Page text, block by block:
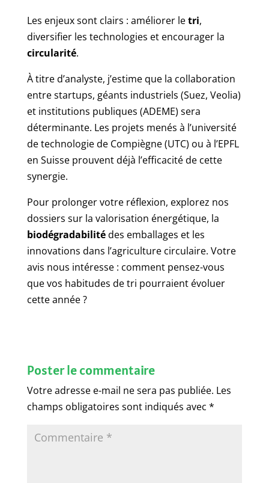
Les enjeux sont clairs : améliorer letri,
diversifier les technologies et encourager la
circularité.
À titre d’analyste, j’estime que la collaboration
entre startups, géants industriels (Suez, Veolia)
et institutions publiques (ADEME) sera
déterminante. Les projets menés à l’université
de technologie de Compiègne (UTC) ou à l’EPFL
en Suisse prouvent déjà l’efficacité de cette
synergie.
Pour prolonger votre réflexion, explorez nos
dossiers sur la valorisation énergétique, la
biodégradabilitédes emballages et les
innovations dans l’agriculture circulaire. Votre
avis nous intéresse : comment pensez-vous
que vos habitudes de tri pourraient évoluer
cette année ?
Poster le commentaire
Votre adresse e-mail ne sera pas publiée. Les
champs obligatoires sont indiqués avec *